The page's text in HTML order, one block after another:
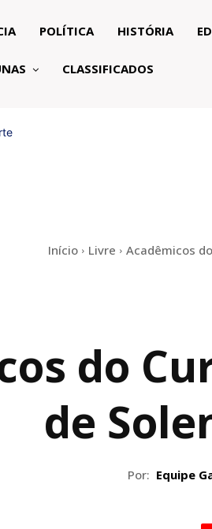
POLÍTICA HISTÓRIA
CLASSIFICADOS
Início Livre Acadêmicos
do
de
Por: Equipe